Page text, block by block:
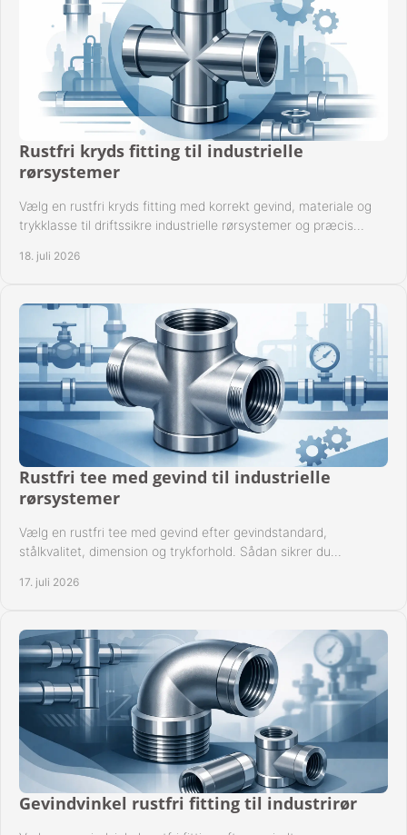
Rustfri kryds fitting til industrielle
rørsystemer
Vælg en rustfri kryds fitting med korrekt gevind, materiale og
trykklasse til driftssikre industrielle rørsystemer og præcis
18. juli 2026
Rustfri tee med gevind til industrielle
rørsystemer
Vælg en rustfri tee med gevind efter gevindstandard,
stålkvalitet, dimension og trykforhold. Sådan sikrer du
17. juli 2026
Gevindvinkel rustfri fitting til industrirør